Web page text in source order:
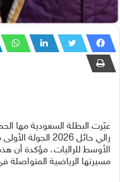
عبّرت البطلة السعودية مها
رالي حائل 2026
الأوسط للراليات، مؤكدة أن
مسيرتها الرياضية المتواصلة